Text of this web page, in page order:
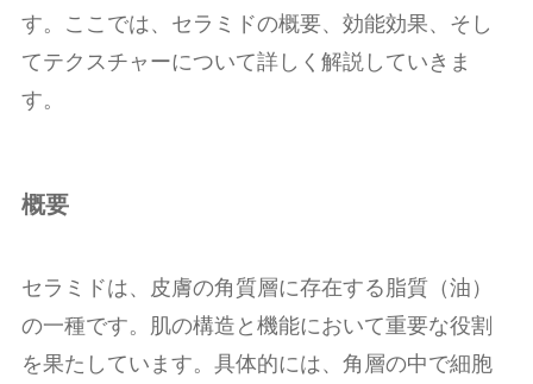
す。ここでは、セラミドの概要、効能効果、そし
てテクスチャーについて詳しく解説していきま
す。
概要
セラミドは、皮膚の角質層に存在する脂質（油）
の一種です。肌の構造と機能において重要な役割
を果たしています。具体的には、角層の中で細胞